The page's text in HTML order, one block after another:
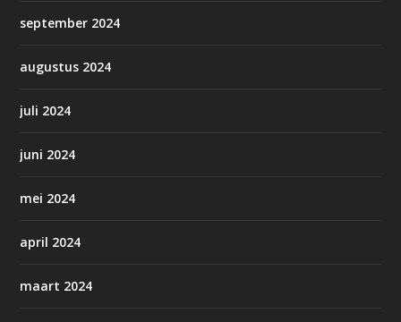
september 2024
augustus 2024
juli 2024
juni 2024
mei 2024
april 2024
maart 2024